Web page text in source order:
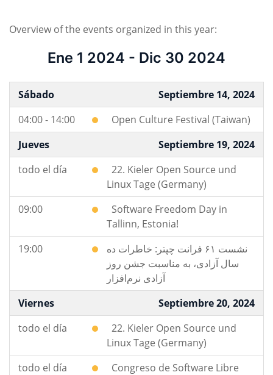
Overview of the events organized in this year:
Ene 1 2024 - Dic 30 2024
Sábado
Septiembre 14, 2024
04:00 - 14:00
Open Culture Festival (Taiwan)
Jueves
Septiembre 19, 2024
todo el día
22. Kieler Open Source und
Linux Tage (Germany)
09:00
Software Freedom Day in
Tallinn, Estonia!
19:00
نشست ۶۱ فرانت چپتر: خاطرات ده
سال آزادی، به مناسبت جشن روز
آزادی نرم‌افزار
Viernes
Septiembre 20, 2024
todo el día
22. Kieler Open Source und
Linux Tage (Germany)
todo el día
Congreso de Software Libre